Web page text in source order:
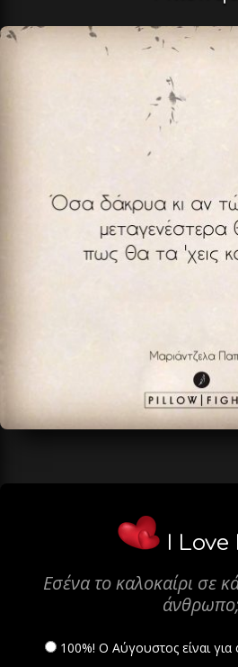
I Love
Εσένα το καλοκαίρι σε
100%! Ο Αύγουστος είναι για